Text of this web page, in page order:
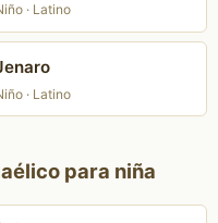
· Latino
· Latino
para niña